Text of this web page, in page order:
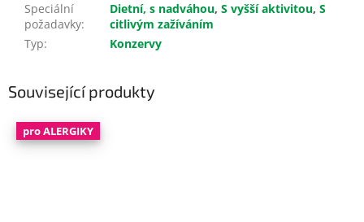
Speciální
požadavky:
Dietní, s nadváhou, S vyšší aktivitou, S
citlivým zažíváním
Typ: Konzervy
Související produkty
pro ALERGIKY